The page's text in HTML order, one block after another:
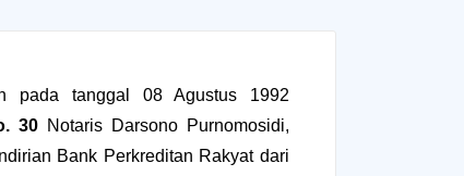
pada tanggal 08 Agustus 1992
30 Notaris Darsono Purnomosidi,
Bank Perkreditan Rakyat dari